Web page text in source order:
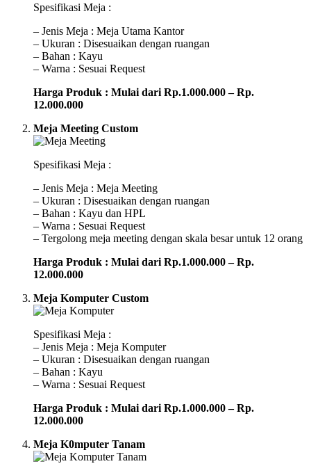
Spesifikasi Meja :
– Jenis Meja : Meja Utama Kantor
– Ukuran : Disesuaikan dengan ruangan
– Bahan : Kayu
– Warna : Sesuai Request
Harga Produk : Mulai dari Rp.1.000.000 – Rp.
12.000.000
Meja Meeting Custom
Spesifikasi Meja :
– Jenis Meja : Meja Meeting
– Ukuran : Disesuaikan dengan ruangan
– Bahan : Kayu dan HPL
– Warna : Sesuai Request
– Tergolong meja meeting dengan skala besar untuk 12 orang
Harga Produk : Mulai dari Rp.1.000.000 – Rp.
12.000.000
Meja Komputer Custom
Spesifikasi Meja :
– Jenis Meja : Meja Komputer
– Ukuran : Disesuaikan dengan ruangan
– Bahan : Kayu
– Warna : Sesuai Request
Harga Produk : Mulai dari Rp.1.000.000 – Rp.
12.000.000
Meja K0mputer Tanam